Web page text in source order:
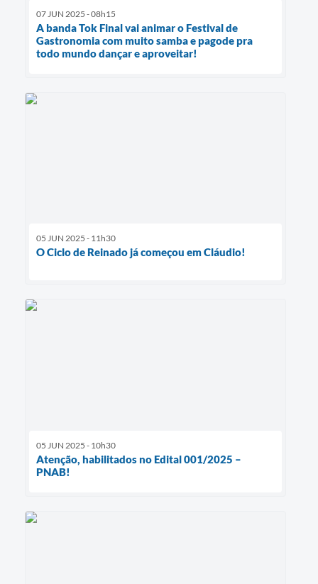
07 JUN 2025 - 08h15
A banda Tok Final vai animar o Festival de
Gastronomia com muito samba e pagode pra
todo mundo dançar e aproveitar!
05 JUN 2025 - 11h30
O Ciclo de Reinado já começou em Cláudio!
05 JUN 2025 - 10h30
Atenção, habilitados no Edital 001/2025 –
PNAB!